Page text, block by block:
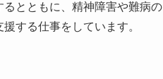
とともに、精神障害や難病の
する仕事をしています。